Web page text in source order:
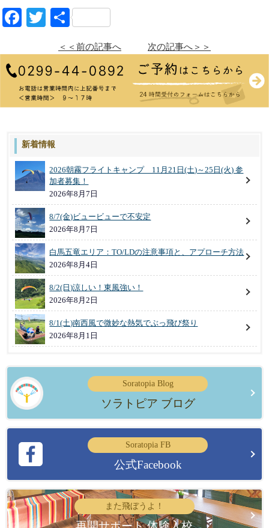
Facebook
Twitter
共
＜＜前の記事へ 次の記事へ＞＞
新着情報
2026朝霧フライトキャンプ 11月21日(土)～25日(火) 参
加者募集！
2026年8月7日
8/7(金)ビュービューで不安定
2026年8月7日
白馬五竜エリア：TO/LDの注意事項と、アプローチ方法
2026年8月4日
8/2(日)涼しい！東風強い！
2026年8月2日
8/1(土)南西風で微妙な熱気でぶっ飛び祭り
2026年8月1日
Soratopia Blog
ソラトピア ブログ
Soratopia FB
公式Facebook
また飛ぼうよ！